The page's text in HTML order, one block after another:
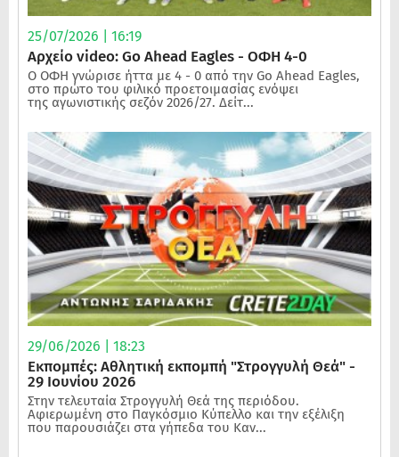
25/07/2026 | 16:19
Αρχείο video: Go Ahead Eagles - ΟΦΗ 4-0
Ο ΟΦΗ γνώρισε ήττα με 4 - 0 από την Go Ahead Eagles,
στο πρώτο του φιλικό προετοιμασίας ενόψει
της αγωνιστικής σεζόν 2026/27. Δείτ...
29/06/2026 | 18:23
Εκπομπές: Αθλητική εκπομπή "Στρογγυλή Θεά" -
29 Ιουνίου 2026
Στην τελευταία Στρογγυλή Θεά της περιόδου.
Αφιερωμένη στο Παγκόσμιο Κύπελλο και την εξέλιξη
που παρουσιάζει στα γήπεδα του Καν...